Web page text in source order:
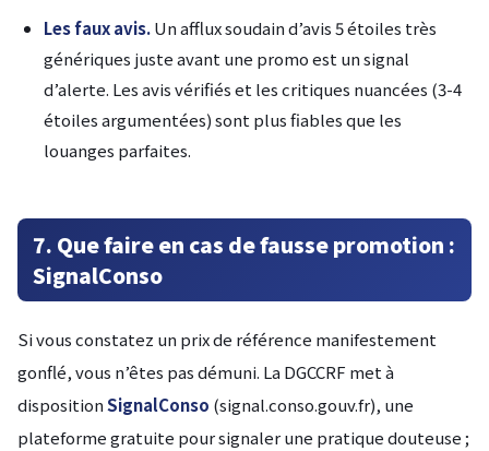
Les faux avis.Un afflux soudain d’avis 5 étoiles très
génériques juste avant une promo est un signal
d’alerte. Les avis vérifiés et les critiques nuancées (3-4
étoiles argumentées) sont plus fiables que les
louanges parfaites.
7. Que faire en cas de fausse promotion :
SignalConso
Si vous constatez un prix de référence manifestement
gonflé, vous n’êtes pas démuni. La DGCCRF met à
dispositionSignalConso (signal.conso.gouv.fr), une
plateforme gratuite pour signaler une pratique douteuse ;